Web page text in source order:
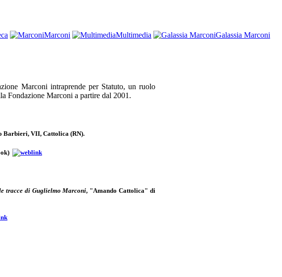
Marconi Multimedia Galassia Marconi
Marconi intraprende per Statuto, un ruolo
Fondazione Marconi a partire dal 2001.
Barbieri, VII, Cattolica (RN).
tracce di Guglielmo Marconi, "Amando Cattolica" di